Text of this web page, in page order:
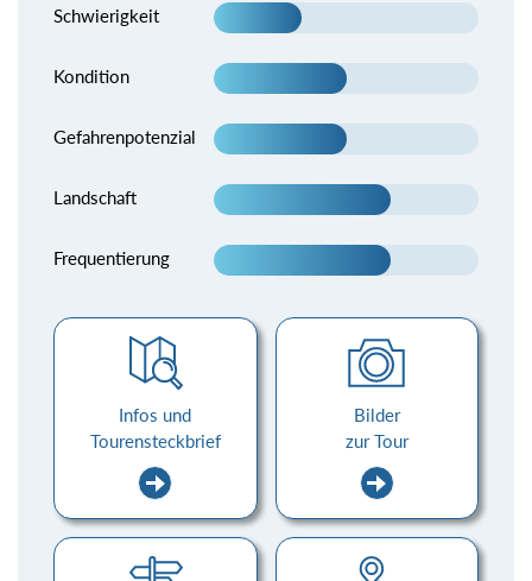
Schwierigkeit
Kondition
Gefahrenpotenzial
Landschaft
Frequentierung
Infos und
Tourensteckbrief
Bilder
zur Tour